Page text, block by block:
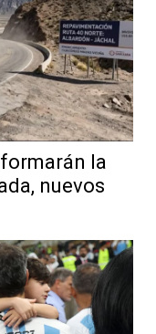
la
nuevos